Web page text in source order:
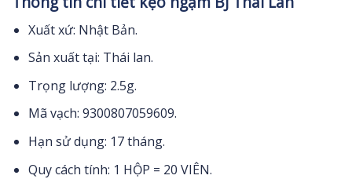
Xuất xứ: Nhật Bản.
Sản xuất tại: Thái lan.
Trọng lượng: 2.5g.
Mã vạch: 9300807059609.
Hạn sử dụng: 17 tháng.
Quy cách tính: 1 HỘP = 20 VIÊN.